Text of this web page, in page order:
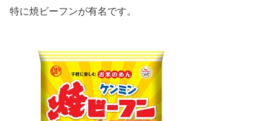
特に焼ビーフンが有名です。